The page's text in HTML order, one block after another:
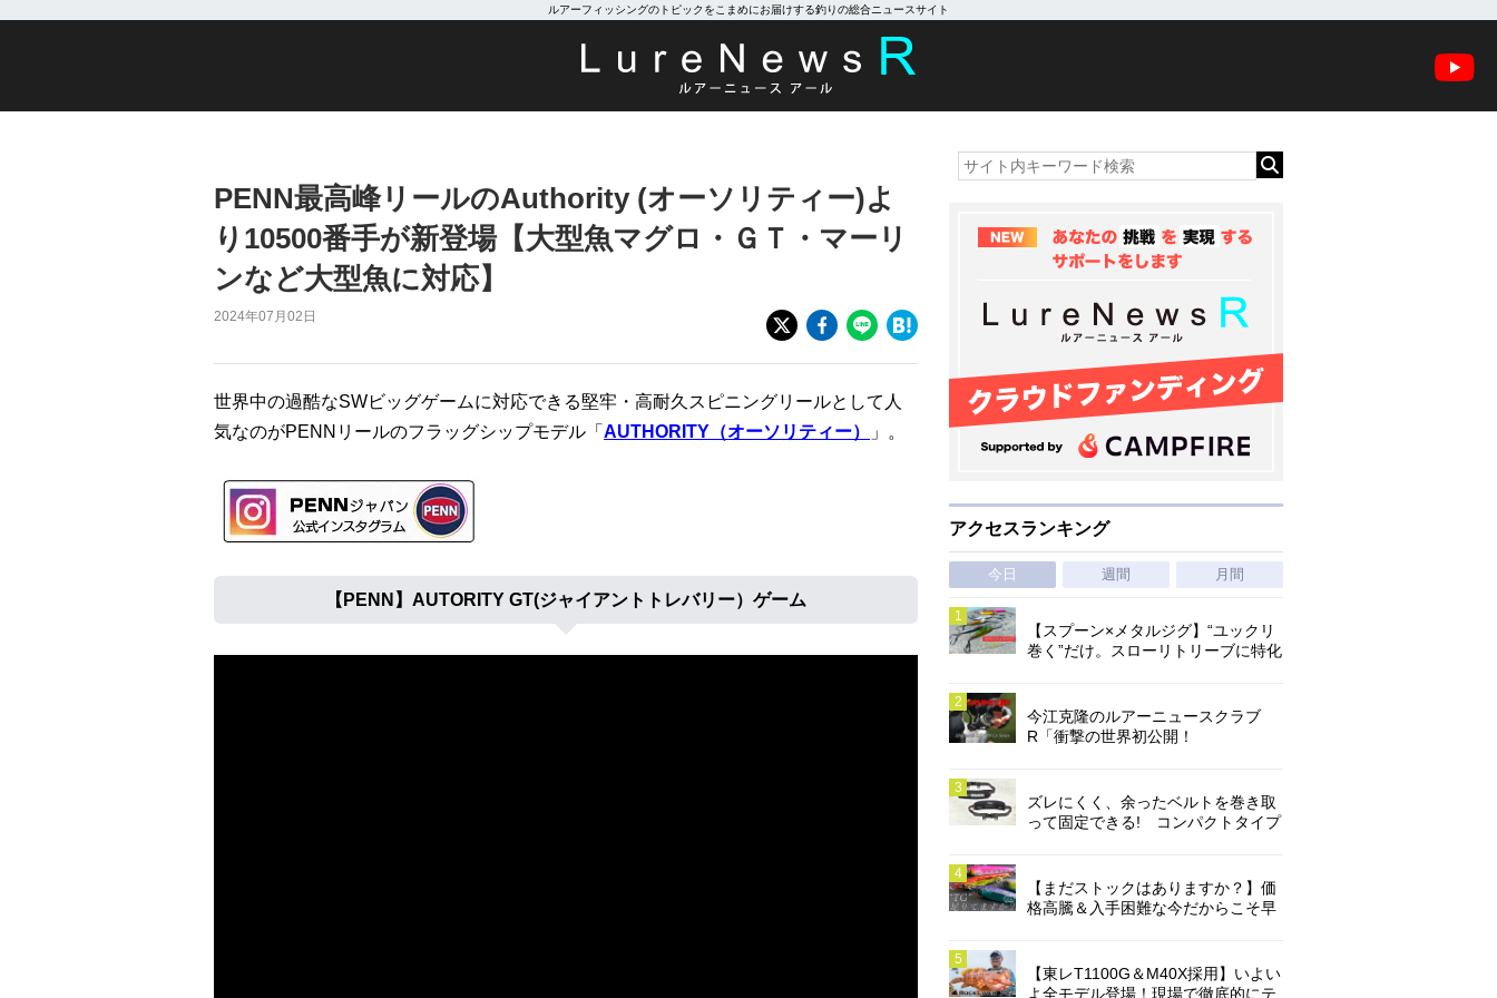
ルアーフィッシングのトピックをこまめにお届けする釣りの総合ニュースサイト
PENN最高峰リールのAuthority (オーソリティー)よ
り10500番手が新登場【大型魚マグロ・ＧＴ・マーリ
ンなど大型魚に対応】
2024年07月02日
世界中の過酷なSWビッグゲームに対応できる堅牢・高耐久スピニングリールとして人
気なのがPENNリールのフラッグシップモデル「 AUTHORITY（オーソリティー） 」。
【PENN】AUTORITY GT(ジャイアントトレバリー）ゲーム
アクセスランキング
今日 週間 月間
【スプーン×メタルジグ】“ユックリ
巻く”だけ。スローリトリーブに特化
今江克隆のルアーニュースクラブ
R「衝撃の世界初公開！
ズレにくく、余ったベルトを巻き取
って固定できる! コンパクトタイプ
【まだストックはありますか？】価
格高騰＆入手困難な今だからこそ早
【東レT1100G＆M40X採用】いよい
よ全モデル登場！現場で徹底的にテ